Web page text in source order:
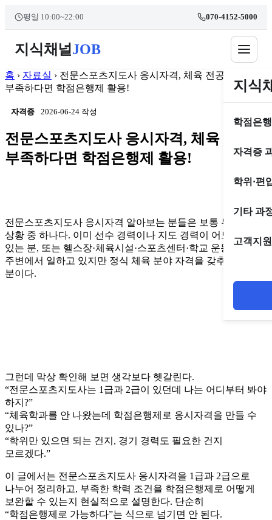
너
뛰
평일 10:00~22:00 070-4152-5000
지식채널 JOB
지식
학점은
자격증
학위·편
기타 과
고객지원
홈 › 자료실 › 전문스포츠지도사 응시자격, 체육 전공이
부족하다면 학점은행제 활용!
자격증 2026-06-24 작성
전문스포츠지도사 응시자격, 체육 전공이
부족하다면 학점은행제 활용!
전문스포츠지도사 응시자격 알아보는 분들은 보통 두 가지
상황 중 하나다. 이미 선수 경력이나 지도 경력이 어느 정도
있는 분, 또는 헬스장·체육시설·스포츠센터·학교 운동부
주변에서 일하고 있지만 정식 체육 분야 자격을 갖추고 싶은
분이다.
그런데 막상 확인해 보면 생각보다 헷갈린다.
“전문스포츠지도사는 1급과 2급이 있던데 나는 어디부터 봐야
하지?”
“체육학과를 안 나왔는데 학점은행제로 응시자격을 만들 수
있나?”
“학위만 있으면 되는 건지, 경기 경력도 필요한 건지
모르겠다.”
이 글에서는 전문스포츠지도사 응시자격을 1급과 2급으로
나누어 정리하고, 부족한 학력 조건을 학점은행제로 어떻게
보완할 수 있는지 현실적으로 설명한다. 단순히
“학점은행제로 가능하다”는 식으로 넘기면 안 된다.